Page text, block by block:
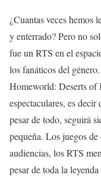
¿Cuantas veces hemos
y enterrado? Pero no
fue un RTS en el
los fanáticos del
Homeworld: Deserts of
espectaculares, es
pesar de todo, seguirá
pequeña. Los juegos
audiencias, los RTS
pesar de toda la